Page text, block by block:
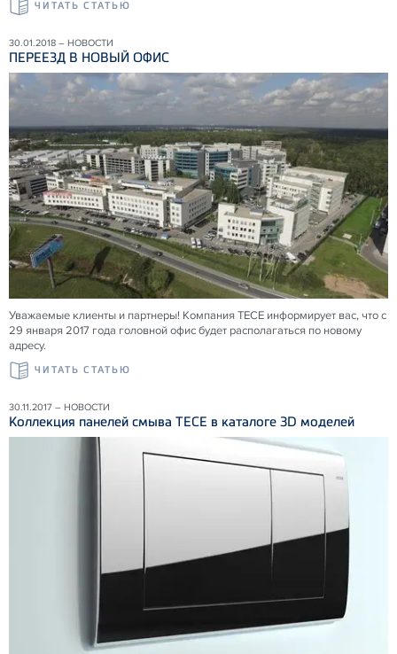
ЧИТАТЬ СТАТЬЮ
30.01.2018 – НОВОСТИ
ПЕРЕЕЗД В НОВЫЙ ОФИС
Уважаемые клиенты и партнеры! Компания TECE информирует вас, что с
29 января 2017 года головной офис будет располагаться по новому
адресу.
ЧИТАТЬ СТАТЬЮ
30.11.2017 – НОВОСТИ
Коллекция панелей смыва ТЕСЕ в каталоге 3D моделей